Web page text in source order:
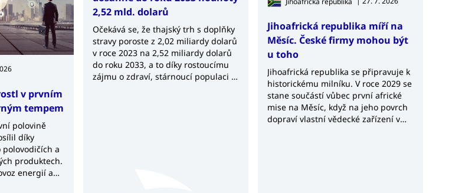
v prvním
tempem
polovině
díky
a
produktech.
energií a
2,52 mld. dolarů
Očekává se, že thajský trh s doplňky
stravy poroste z 2,02 miliardy dolarů
v roce 2023 na 2,52 miliardy dolarů
do roku 2033, a to díky rostoucímu
zájmu o zdraví, stárnoucí populaci a
Jihoafrická republika míří na
Měsíc. České firmy mohou být
u toho
Jihoafrická republika se připravuje k
historickému milníku. V roce 2029 se
stane součástí vůbec první africké
mise na Měsíc, když na jeho povrch
dopraví vlastní vědecké zařízení v